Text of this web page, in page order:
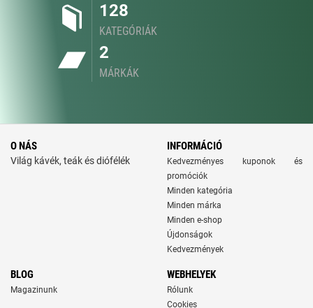
128
KATEGÓRIÁK
2
MÁRKÁK
O NÁS
Világ kávék, teák és diófélék
INFORMÁCIÓ
Kedvezményes kuponok és
promóciók
Minden kategória
Minden márka
Minden e-shop
Újdonságok
Kedvezmények
BLOG
Magazinunk
WEBHELYEK
Rólunk
Cookies